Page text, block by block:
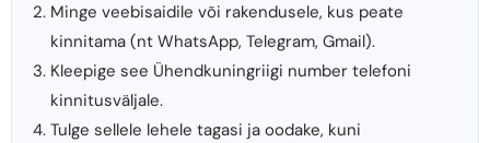
Minge veebisaidile või rakendusele, kus peate
kinnitama (nt WhatsApp, Telegram, Gmail).
Kleepige see Ühendkuningriigi number telefoni
kinnitusväljale.
Tulge sellele lehele tagasi ja oodake, kuni